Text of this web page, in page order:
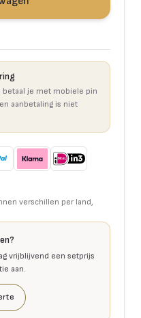
betaal je met mobiele pin
aanbetaling is niet
verschillen per land,
vrijblijvend een setprijs
aan.